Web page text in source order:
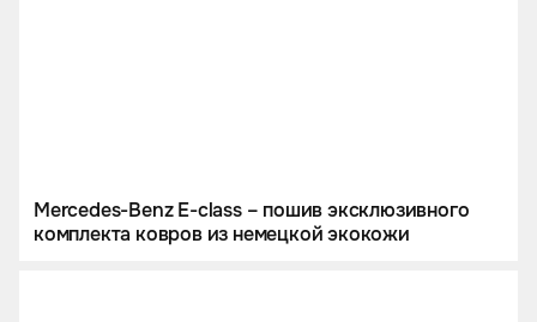
Mercedes-Benz E-class – пошив эксклюзивного
комплекта ковров из немецкой экокожи